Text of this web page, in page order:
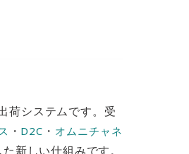
荷システムです。受
・ D2C ・ オムニチャネ
新しい仕組みです。